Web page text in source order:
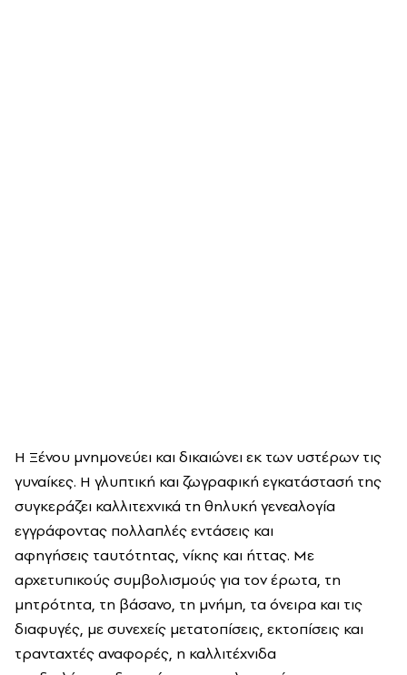
Η Ξένου μνημονεύει και δικαιώνει εκ των υστέρων τις
γυναίκες. Η γλυπτική και ζωγραφική εγκατάστασή της
συγκεράζει καλλιτεχνικά τη θηλυκή γενεαλογία
εγγράφοντας πολλαπλές εντάσεις και
αφηγήσεις ταυτότητας, νίκης και ήττας. Με
αρχετυπικούς συμβολισμούς για τον έρωτα, τη
μητρότητα, τη βάσανο, τη μνήμη, τα όνειρα και τις
διαφυγές, με συνεχείς μετατοπίσεις, εκτοπίσεις και
τρανταχτές αναφορές, η καλλιτέχνιδα